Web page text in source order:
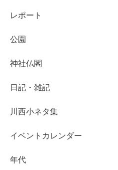
レポート
公園
神社仏閣
日記・雑記
川西小ネタ集
イベントカレンダー
年代